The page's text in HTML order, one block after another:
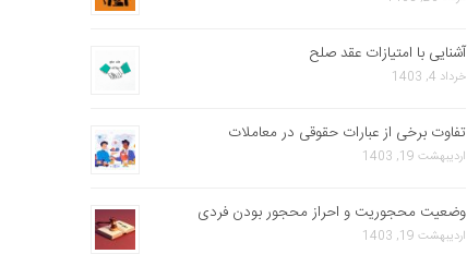
آشنایی با امتیازات عقد صلح
خرداد 4, 1403
تفاوت برخی از عبارات حقوقی در معاملات
اردیبهشت 19, 1403
وضعیت محجوریت و احراز محجور بودن فردی
اردیبهشت 19, 1403